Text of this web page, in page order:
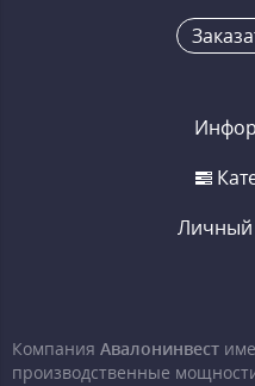
Личный
Компания Авалонинвест
производственные